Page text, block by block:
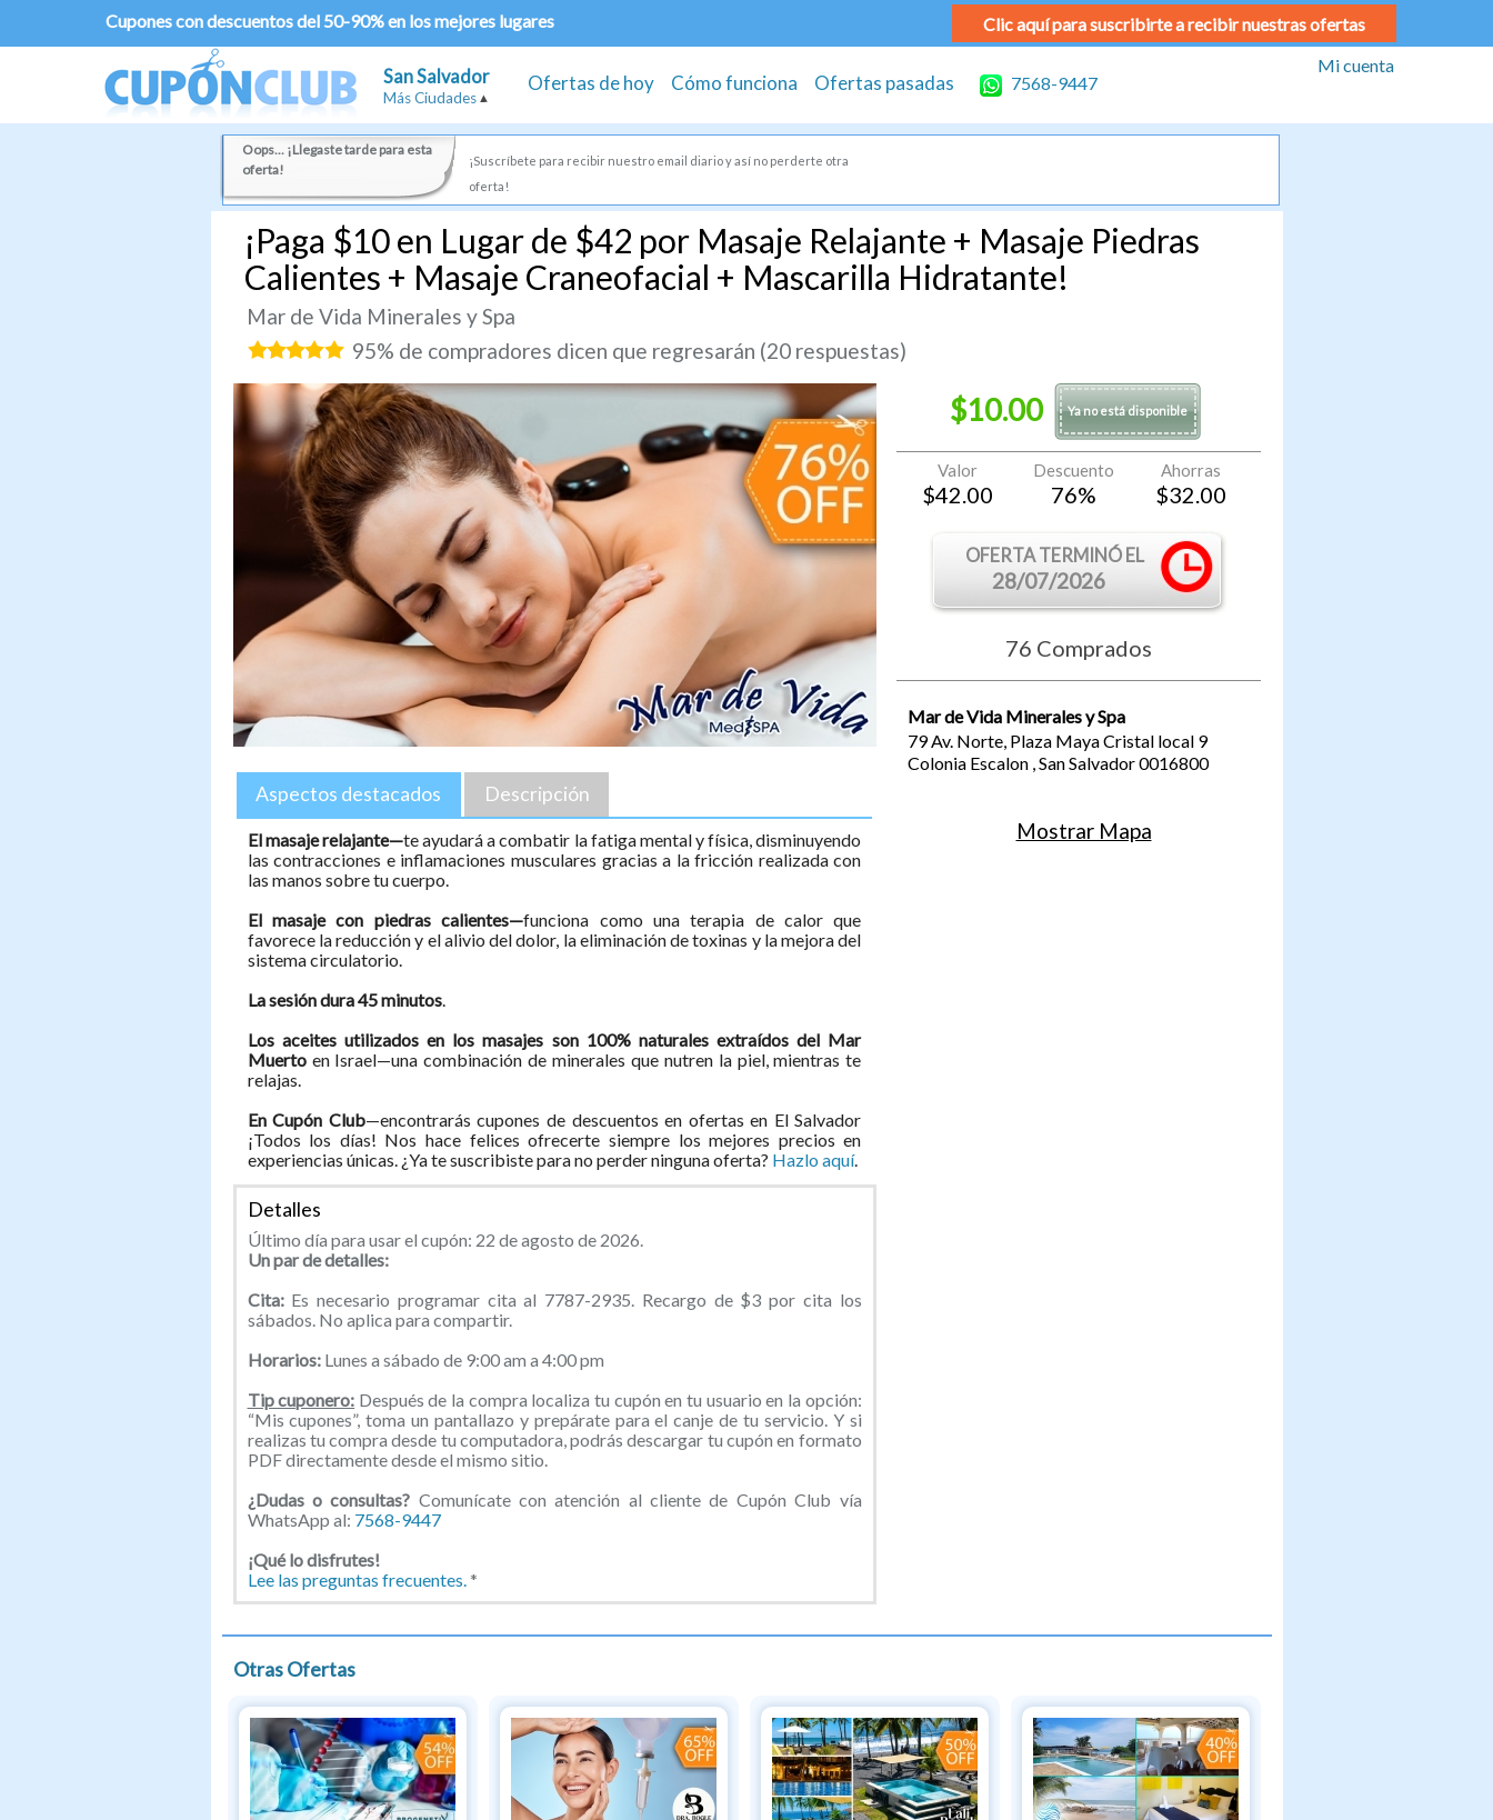
Cupones con descuentos del 50-90% en los mejores lugares Clic aquí para suscribirte a recibir nuestras ofertas
San Salvador
Más Ciudades
Ofertas de hoy Cómo funciona Ofertas pasadas 7568-9447
Mi cuenta
Oops... ¡Llegaste tarde para esta
oferta!
¡Suscríbete para recibir nuestro email diario y así no perderte otra
oferta!
¡Paga $10 en Lugar de $42 por Masaje Relajante + Masaje Piedras
Calientes + Masaje Craneofacial + Mascarilla Hidratante!
Mar de Vida Minerales y Spa
95% de compradores dicen que regresarán (20 respuestas)
Aspectos destacados Descripción
El masaje relajante—te ayudará a combatir la fatiga mental y física, disminuyendo
las contracciones e inflamaciones musculares gracias a la fricción realizada con
las manos sobre tu cuerpo.
El masaje con piedras calientes—funciona como una terapia de calor que
favorece la reducción y el alivio del dolor, la eliminación de toxinas y la mejora del
sistema circulatorio.
La sesión dura 45 minutos.
Los aceites utilizados en los masajes son 100% naturales extraídos del Mar
Muertoen Israel—una combinación de minerales que nutren la piel, mientras te
relajas.
En Cupón Club—encontrarás cupones de descuentos en ofertas en El Salvador
¡Todos los días! Nos hace felices ofrecerte siempre los mejores precios en
experiencias únicas. ¿Ya te suscribiste para no perder ninguna oferta? Hazlo aquí.
Detalles
Último día para usar el cupón: 22 de agosto de 2026.
Un par de detalles:
Cita: Es necesario programar cita al 7787-2935. Recargo de $3 por cita los
sábados. No aplica para compartir.
Horarios: Lunes a sábado de 9:00 am a 4:00 pm
Tip cuponero: Después de la compra localiza tu cupón en tu usuario en la opción:
“Mis cupones”, toma un pantallazo y prepárate para el canje de tu servicio. Y si
realizas tu compra desde tu computadora, podrás descargar tu cupón en formato
PDF directamente desde el mismo sitio.
¿Dudas o consultas? Comunícate con atención al cliente de Cupón Club vía
WhatsApp al: 7568-9447
¡Qué lo disfrutes!
Lee las preguntas frecuentes.*
$10.00 Ya no está disponible
Valor
$42.00
Descuento
76%
Ahorras
$32.00
OFERTA TERMINÓ EL
28/07/2026
76 Comprados
Mar de Vida Minerales y Spa
79 Av. Norte, Plaza Maya Cristal local 9
Colonia Escalon,San Salvador0016800
Mostrar Mapa
Otras Ofertas